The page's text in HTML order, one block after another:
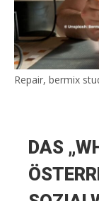
Repair, bermix
DAS